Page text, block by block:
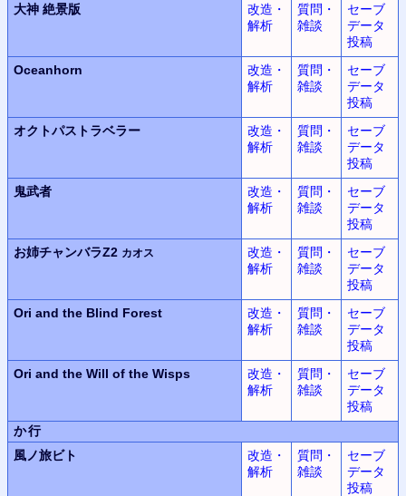
大神 絶景版
改造・
解析
質問・
雑談
セーブ
データ
投稿
Oceanhorn
改造・
解析
質問・
雑談
セーブ
データ
投稿
オクトパストラベラー
改造・
解析
質問・
雑談
セーブ
データ
投稿
鬼武者
改造・
解析
質問・
雑談
セーブ
データ
投稿
お姉チャンバラZ2 カオス
改造・
解析
質問・
雑談
セーブ
データ
投稿
Ori and the Blind Forest
改造・
解析
質問・
雑談
セーブ
データ
投稿
Ori and the Will of the Wisps
改造・
解析
質問・
雑談
セーブ
データ
投稿
か行
風ノ旅ビト
改造・
解析
質問・
雑談
セーブ
データ
投稿